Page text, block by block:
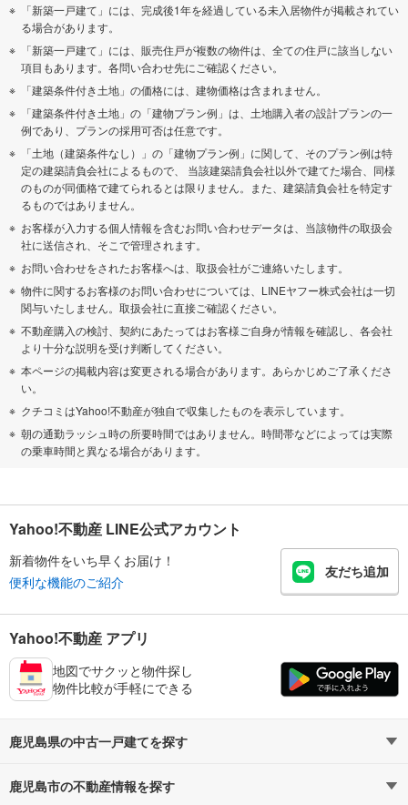
「新築一戸建て」には、完成後1年を経過している未入居物件が掲載されてい
る場合があります。
「新築一戸建て」には、販売住戸が複数の物件は、全ての住戸に該当しない
項目もあります。各問い合わせ先にご確認ください。
「建築条件付き土地」の価格には、建物価格は含まれません。
「建築条件付き土地」の「建物プラン例」は、土地購入者の設計プランの一
例であり、プランの採用可否は任意です。
「土地（建築条件なし）」の「建物プラン例」に関して、そのプラン例は特
定の建築請負会社によるもので、 当該建築請負会社以外で建てた場合、同様
のものが同価格で建てられるとは限りません。また、建築請負会社を特定す
るものではありません。
お客様が入力する個人情報を含むお問い合わせデータは、当該物件の取扱会
社に送信され、そこで管理されます。
お問い合わせをされたお客様へは、取扱会社がご連絡いたします。
物件に関するお客様のお問い合わせについては、LINEヤフー株式会社は一切
関与いたしません。取扱会社に直接ご確認ください。
不動産購入の検討、契約にあたってはお客様ご自身が情報を確認し、各会社
より十分な説明を受け判断してください。
本ページの掲載内容は変更される場合があります。あらかじめご了承くださ
い。
クチコミはYahoo!不動産が独自で収集したものを表示しています。
朝の通勤ラッシュ時の所要時間ではありません。時間帯などによっては実際
の乗車時間と異なる場合があります。
Yahoo!不動産 LINE公式アカウント
新着物件をいち早くお届け！
便利な機能のご紹介
友だち追加
Yahoo!不動産 アプリ
地図でサクッと物件探し
物件比較が手軽にできる
鹿児島県の中古一戸建てを探す
路線・駅から探す
鹿児島市の不動産情報を探す